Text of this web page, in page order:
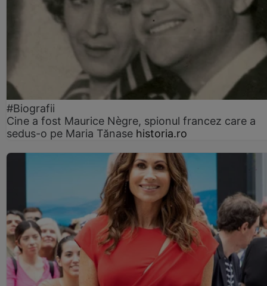
#Biografii
Cine a fost Maurice Nègre, spionul francez care a
sedus-o pe Maria Tănase historia.ro